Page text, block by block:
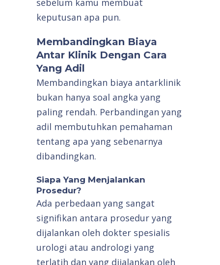
sebelum kamu membuat
keputusan apa pun.
Membandingkan Biaya
Antar Klinik Dengan Cara
Yang Adil
Membandingkan biaya antarklinik
bukan hanya soal angka yang
paling rendah. Perbandingan yang
adil membutuhkan pemahaman
tentang apa yang sebenarnya
dibandingkan.
Siapa Yang Menjalankan
Prosedur?
Ada perbedaan yang sangat
signifikan antara prosedur yang
dijalankan oleh dokter spesialis
urologi atau andrologi yang
terlatih dan yang dijalankan oleh